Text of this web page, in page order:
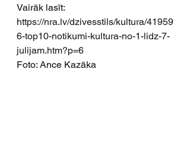
Vairāk lasīt:
https://nra.lv/dzivesstils/kultura/41959
6-top10-notikumi-kultura-no-1-lidz-7-
julijam.htm?p=6
Foto: Ance Kazāka